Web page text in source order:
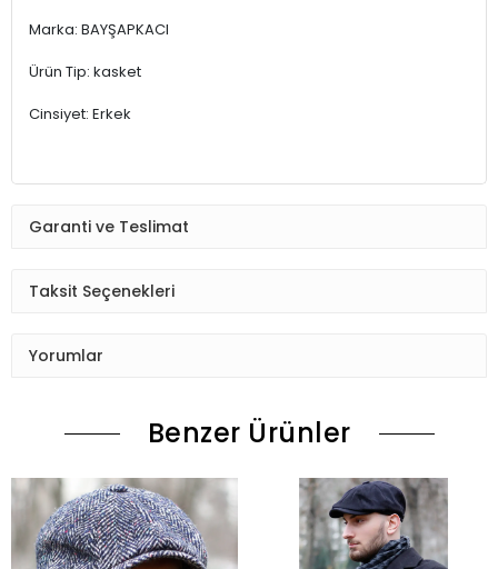
Marka: BAYŞAPKACI
Ürün Tip: kasket
Cinsiyet: Erkek
Garanti ve Teslimat
Taksit Seçenekleri
Yorumlar
Benzer Ürünler